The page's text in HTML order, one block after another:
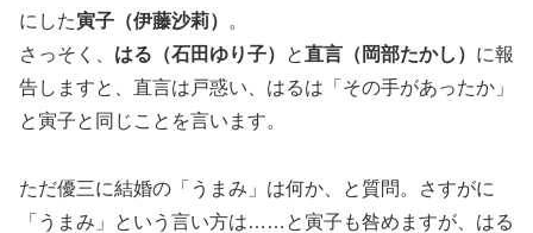
にした寅子（伊藤沙莉）
。
さっそく、 はる（石田ゆり子） と直言（岡部たかし） に報
告しますと、直言は戸惑い、はるは「その手があったか」
と寅子と同じことを言います。
ただ優三に結婚の「うまみ」は何か、と質問。さすがに
「うまみ」という言い方は……と寅子も咎めますが、はる